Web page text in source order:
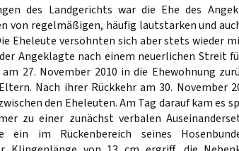
des Landgerichts war die Ehe des
von regelmäßigen, häufig lautstarken und
Eheleute versöhnten sich aber stets wieder
Angeklagte nach einem neuerlichen Streit
27. November 2010 in die Ehewohnung
Nach ihrer Rückkehr am 30. November
den Eheleuten. Am Tag darauf kam es
zu einer zunächst verbalen
ein im Rückenbereich seines